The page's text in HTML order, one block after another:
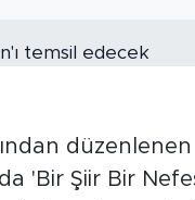
'Bir Şiir Bir